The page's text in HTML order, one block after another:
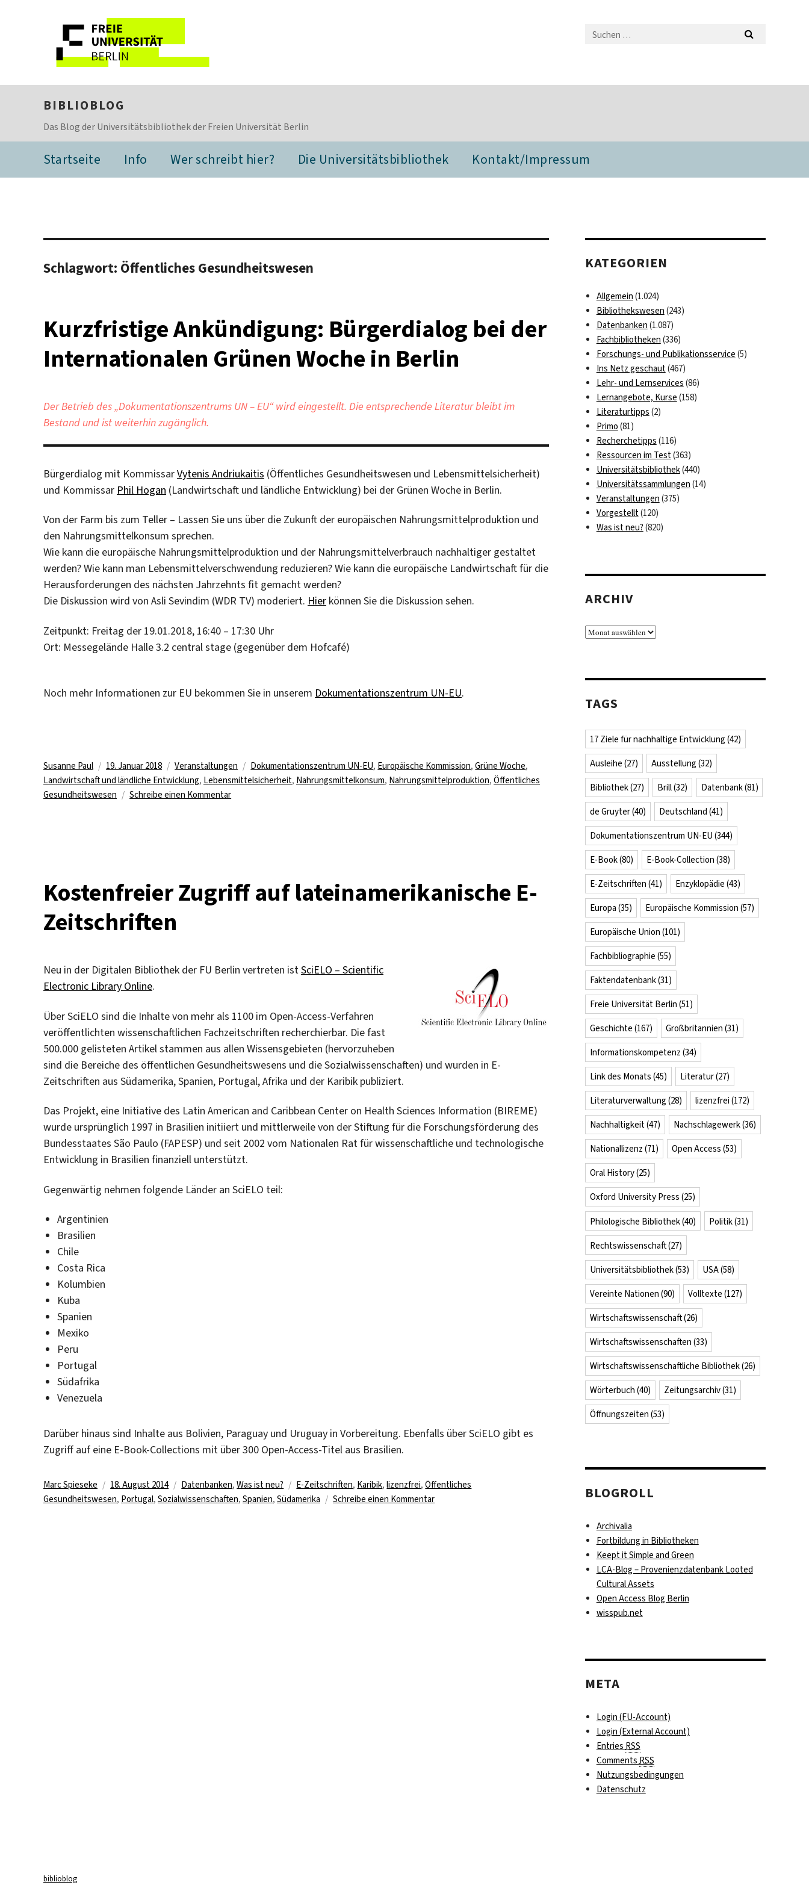
BIBLIOBLOG
Das Blog der Universitätsbibliothek der Freien Universität Berlin
Startseite Info Wer schreibt hier? Die Universitätsbibliothek Kontakt/Impressum
Schlagwort: Öffentliches Gesundheitswesen
Kurzfristige Ankündigung: Bürgerdialog bei der
Internationalen Grünen Woche in Berlin
Der Betrieb des „Dokumentationszentrums UN – EU“ wird eingestellt. Die entsprechende Literatur bleibt im
Bestand und ist weiterhin zugänglich.
Bürgerdialog mit KommissarVytenis Andriukaitis (Öffentliches Gesundheitswesen und Lebensmittelsicherheit)
und Kommissar Phil Hogan (Landwirtschaft und ländliche Entwicklung) bei der Grünen Woche in Berlin.
Von der Farm bis zum Teller – Lassen Sie uns über die Zukunft der europäischen Nahrungsmittelproduktion und
den Nahrungsmittelkonsum sprechen.
Wie kann die europäische Nahrungsmittelproduktion und der Nahrungsmittelverbrauch nachhaltiger gestaltet
werden? Wie kann man Lebensmittelverschwendung reduzieren? Wie kann die europäische Landwirtschaft für die
Herausforderungen des nächsten Jahrzehnts fit gemacht werden?
Die Diskussion wird von Asli Sevindim (WDR TV) moderiert. Hier können Sie die Diskussion sehen.
Zeitpunkt: Freitag der 19.01.2018, 16:40 – 17:30 Uhr
Ort: Messegelände Halle 3.2 central stage (gegenüber dem Hofcafé)
Noch mehr Informationen zur EU bekommen Sie in unserem Dokumentationszentrum UN-EU.
Autor
Susanne Paul
Veröffentlicht
am
19. Januar 2018 Kategorien
Veranstaltungen Schlagwörter
Dokumentationszentrum UN-EU, Europäische Kommission,Grüne Woche,
Landwirtschaft und ländliche Entwicklung, Lebensmittelsicherheit, Nahrungsmittelkonsum, Nahrungsmittelproduktion, Öffentliches
Gesundheitswesen
Schreibe einen Kommentarzu
Internationalen
Grünen
Kostenfreier Zugriff auf lateinamerikanische E-
Zeitschriften
Neu in der Digitalen Bibliothek der FU Berlin vertreten istSciELO – Scientific
Electronic Library Online.
Über SciELO sind die Inhalte von mehr als 1100 im Open-Access-Verfahren
veröffentlichten wissenschaftlichen Fachzeitschriften recherchierbar. Die fast
500.000 gelisteten Artikel stammen aus allen Wissensgebieten (hervorzuheben
sind die Bereiche des öffentlichen Gesundheitswesens und die Sozialwissenschaften) und wurden in E-
Zeitschriften aus Südamerika, Spanien, Portugal, Afrika und der Karibik publiziert.
Das Projekt, eine Initiative des Latin American and Caribbean Center on Health Sciences Information (BIREME)
wurde ursprünglich 1997 in Brasilien initiiert und mittlerweile von der Stiftung für die Forschungsförderung des
Bundesstaates São Paulo (FAPESP) und seit 2002 vom Nationalen Rat für wissenschaftliche und technologische
Entwicklung in Brasilien finanziell unterstützt.
Gegenwärtig nehmen folgende Länder an SciELO teil:
Argentinien
Brasilien
Chile
Costa Rica
Kolumbien
Kuba
Spanien
Mexiko
Peru
Portugal
Südafrika
Venezuela
Darüber hinaus sind Inhalte aus Bolivien, Paraguay und Uruguay in Vorbereitung. Ebenfalls über SciELO gibt es
Zugriff auf eine E-Book-Collections mit über 300 Open-Access-Titel aus Brasilien.
Autor
Marc Spieseke
Veröffentlicht
am
18. August 2014 Kategorien
Datenbanken,Was ist neu? Schlagwörter
E-Zeitschriften, Karibik,lizenzfrei,Öffentliches
Gesundheitswesen, Portugal, Sozialwissenschaften, Spanien, Südamerika Schreibe einen Kommentarzu
KATEGORIEN
Allgemein (1.024)
Bibliothekswesen (243)
Datenbanken (1.087)
Fachbibliotheken (336)
Forschungs- und Publikationsservice (5)
Ins Netz geschaut(467)
Lehr- und Lernservices (86)
Lernangebote, Kurse (158)
Literaturtipps (2)
Primo (81)
Recherchetipps (116)
Ressourcen im Test(363)
Universitätsbibliothek(440)
Universitätssammlungen (14)
Veranstaltungen (375)
Vorgestellt(120)
Was ist neu? (820)
ARCHIV
Archiv
TAGS
17 Ziele für nachhaltige Entwicklung (42)
Ausleihe (27) Ausstellung (32)
Bibliothek(27) Brill(32) Datenbank(81)
de Gruyter(40) Deutschland (41)
Dokumentationszentrum UN-EU (344)
E-Book(80) E-Book-Collection (38)
E-Zeitschriften (41) Enzyklopädie (43)
Europa (35) Europäische Kommission (57)
Europäische Union (101)
Fachbibliographie (55)
Faktendatenbank(31)
Freie Universität Berlin (51)
Geschichte (167) Großbritannien (31)
Informationskompetenz (34)
Link des Monats (45) Literatur(27)
Literaturverwaltung (28) lizenzfrei (172)
Nachhaltigkeit(47) Nachschlagewerk(36)
Nationallizenz (71) Open Access (53)
Oral History(25)
Oxford University Press (25)
Philologische Bibliothek(40) Politik(31)
Rechtswissenschaft(27)
Universitätsbibliothek(53) USA(58)
Vereinte Nationen (90) Volltexte (127)
Wirtschaftswissenschaft(26)
Wirtschaftswissenschaften (33)
Wirtschaftswissenschaftliche Bibliothek(26)
Wörterbuch (40) Zeitungsarchiv(31)
Öffnungszeiten (53)
BLOGROLL
Archivalia
Fortbildung in Bibliotheken
Keept it Simple and Green
LCA-Blog – Provenienzdatenbank Looted
Cultural Assets
Open Access Blog Berlin
wisspub.net
META
Login (FU-Account)
Login (External Account)
EntriesRSS
CommentsRSS
Nutzungsbedingungen
Datenschutz
biblioblog